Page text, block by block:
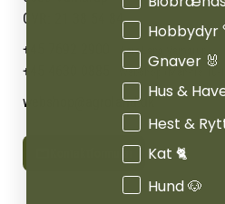
Ofte stillede spørgsmål
CVR: 21 38 54 84
+45 7692 2900
AgroLand Vamdrup
+45 4630 0885 Webshop (Man-fre 10-
webshop@agroland.dk
Hobbydyr
Gnaver 🐰
Hus &
Hest &
Kat 🐈
Hund 🐶